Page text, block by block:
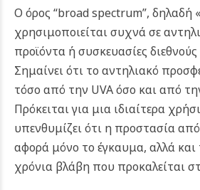
Ο όρος “broad spectrum”, δηλαδή
χρησιμοποιείται συχνά σε
προϊόντα ή συσκευασίες
Σημαίνει ότι το αντηλιακό
τόσο από την UVA όσο και από
Πρόκειται για μια ιδιαίτερα
υπενθυμίζει ότι η προστασία
αφορά μόνο το έγκαυμα, αλλά και
χρόνια βλάβη που προκαλείται